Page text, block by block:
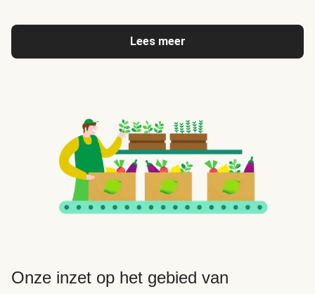
Lees meer
Onze inzet op het gebied van